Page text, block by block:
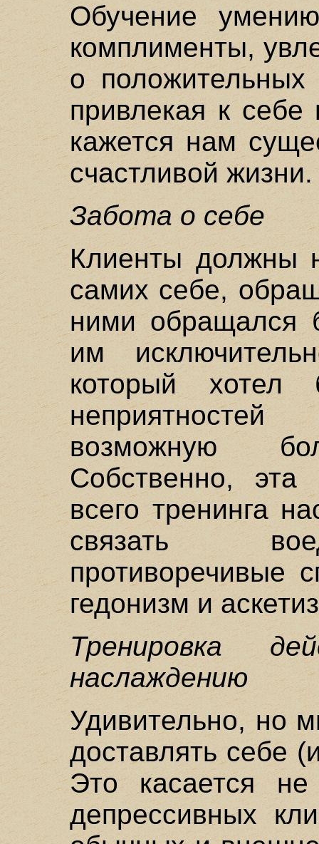
Обучение
комплименты,
о положительных
привлекая к
кажется нам
счастливой жизни.
Забота о себе
Клиенты должны
самих себе,
ними обращался
им
который
возможную
Собственно,
всего тренинга
связать
противоречивые
гедонизм и
Тренировка
наслаждению
Удивительно, но
доставлять себе
Это касается
депрессивных